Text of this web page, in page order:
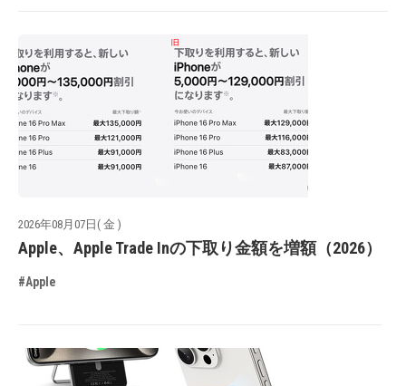
2026年08月07日( 金 )
Apple、Apple Trade Inの下取り金額を増額（2026）
#Apple